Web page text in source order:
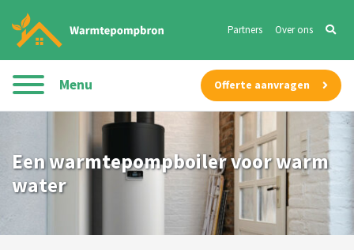
Partners Over ons
Menu Offerte aanvragen
Een warmtepompboiler voor warm
water